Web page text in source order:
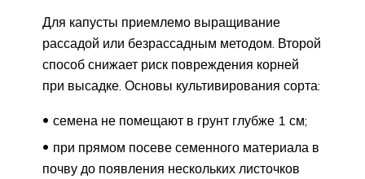
Для капусты приемлемо выращивание
рассадой или безрассадным методом. Второй
способ снижает риск повреждения корней
при высадке. Основы культивирования сорта:
семена не помещают в грунт глубже 1 см;
при прямом посеве семенного материала в
почву до появления нескольких листочков